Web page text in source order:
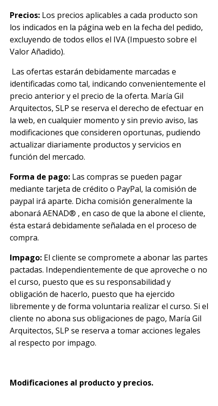
Precios: Los precios aplicables a cada producto son
los indicados en la página web en la fecha del pedido,
excluyendo de todos ellos el IVA (Impuesto sobre el
Valor Añadido).
Las ofertas estarán debidamente marcadas e
identificadas como tal, indicando convenientemente el
precio anterior y el precio de la oferta. María Gil
Arquitectos, SLP se reserva el derecho de efectuar en
la web, en cualquier momento y sin previo aviso, las
modificaciones que consideren oportunas, pudiendo
actualizar diariamente productos y servicios en
función del mercado.
Forma de pago: Las compras se pueden pagar
mediante tarjeta de crédito o PayPal, la comisión de
paypal irá aparte. Dicha comisión generalmente la
abonará AENAD® , en caso de que la abone el cliente,
ésta estará debidamente señalada en el proceso de
compra.
Impago: El cliente se compromete a abonar las partes
pactadas. Independientemente de que aproveche o no
el curso, puesto que es su responsabilidad y
obligación de hacerlo, puesto que ha ejercido
libremente y de forma voluntaria realizar el curso. Si el
cliente no abona sus obligaciones de pago, María Gil
Arquitectos, SLP se reserva a tomar acciones legales
al respecto por impago.
Modificaciones al producto y precios.